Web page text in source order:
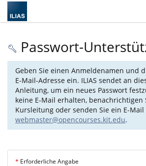
Passwort-
Geben Sie einen Anmeldenamen und
E-Mail-Adresse ein. ILIAS sendet an
Anleitung, um ein neues Passwort
keine E-Mail erhalten, benachrichtigen
Kursleitung oder senden Sie ein E-Mail
webmaster@opencourses.kit.edu.
* Erforderliche Angabe